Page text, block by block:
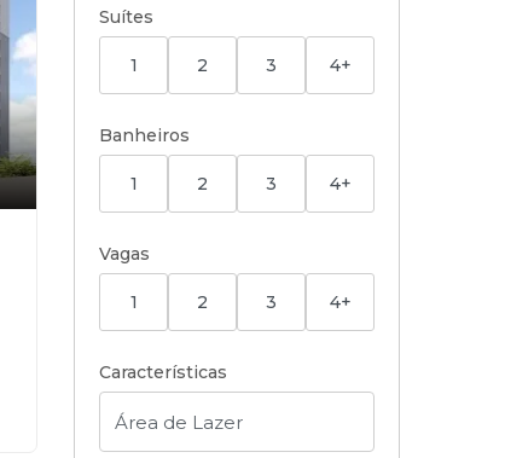
Suítes
1 2 3 4+
Banheiros
1 2 3 4+
Vagas
1 2 3 4+
Características